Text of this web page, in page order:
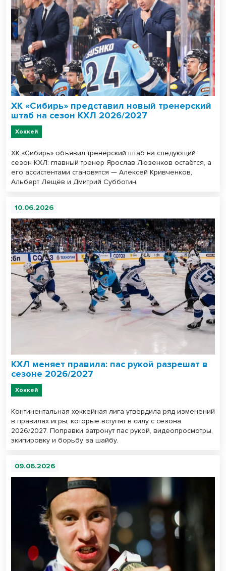
ХК «Сибирь» представил новый тренерский
штаб на сезон КХЛ 2026/2027
Хоккей
ХК «Сибирь» объявил тренерский штаб на следующий
сезон КХЛ: главный тренер Ярослав Люзенков остаётся, а
его ассистентами становятся — Алексей Кривченков,
Альберт Лещёв и Дмитрий Субботин.
10.06.2026
КХЛ меняет правила: пас рукой разрешат в
сезоне 2026/2027
Хоккей
Континентальная хоккейная лига утвердила ряд изменений
в правилах игры, которые вступят в силу с сезона
2026/2027. Поправки затронут пас рукой, видеопросмотры,
экипировку и борьбу за шайбу.
09.06.2026